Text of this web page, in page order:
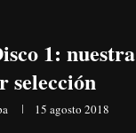
1: nuestra
selección
15 agosto 2018